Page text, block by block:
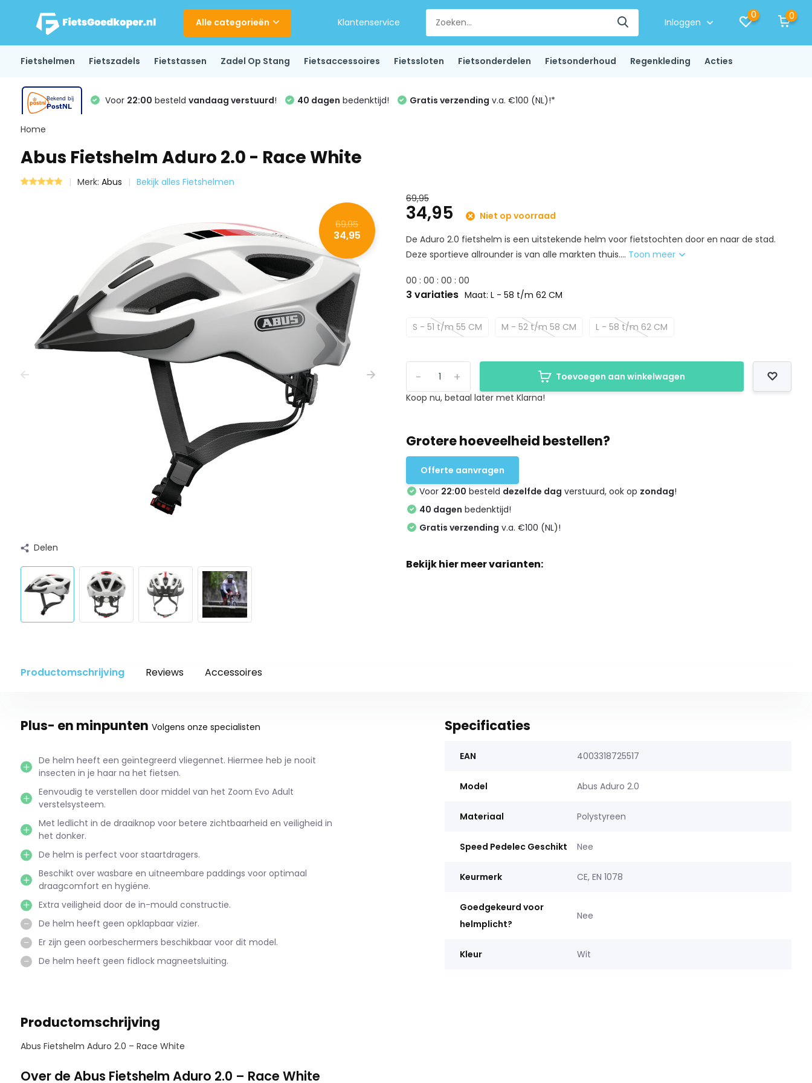
Alle categorieën Klantenservice Inloggen
0 0
Fietshelmen Fietszadels Fietstassen Zadel Op Stang Fietsaccessoires Fietssloten Fietsonderdelen Fietsonderhoud Regenkleding Acties
Voor 22:00 besteld vandaag verstuurd! 40 dagen bedenktijd! Gratis verzending v.a. €100 (NL)!*
Home
Abus Fietshelm Aduro 2.0 - Race White
Merk: Abus Bekijk alles Fietshelmen
69,95
34,95
Delen
69,95
34,95
Niet op voorraad
De Aduro 2.0 fietshelm is een uitstekende helm voor fietstochten door en naar de stad.
Deze sportieve allrounder is van alle markten thuis.... Toon meer
00 : 00 : 00 : 00
3 variaties Maat: L - 58 t/m 62 CM
S - 51 t/m 55 CM M - 52 t/m 58 CM L - 58 t/m 62 CM
+
-
Toevoegen aan winkelwagen
Koop nu, betaal later met Klarna!
Grotere hoeveelheid bestellen?
Offerte aanvragen
Voor 22:00 besteld dezelfde dag verstuurd, ook op zondag!
40 dagen bedenktijd!
Gratis verzending v.a. €100 (NL)!
Bekijk hier meer varianten:
Productomschrijving Reviews Accessoires
Plus- en minpunten Volgens onze specialisten
De helm heeft een geïntegreerd vliegennet. Hiermee heb je nooit
insecten in je haar na het fietsen.
Eenvoudig te verstellen door middel van het Zoom Evo Adult
verstelsysteem.
Met ledlicht in de draaiknop voor betere zichtbaarheid en veiligheid in
het donker.
De helm is perfect voor staartdragers.
Beschikt over wasbare en uitneembare paddings voor optimaal
draagcomfort en hygiëne.
Extra veiligheid door de in-mould constructie.
De helm heeft geen opklapbaar vizier.
Er zijn geen oorbeschermers beschikbaar voor dit model.
De helm heeft geen fidlock magneetsluiting.
Productomschrijving
Abus Fietshelm Aduro 2.0 – Race White
Over de Abus Fietshelm Aduro 2.0 – Race White
Specificaties
EAN 4003318725517
Model Abus Aduro 2.0
Materiaal Polystyreen
Speed Pedelec Geschikt Nee
Keurmerk CE, EN 1078
Goedgekeurd voor
helmplicht?
Nee
Kleur Wit